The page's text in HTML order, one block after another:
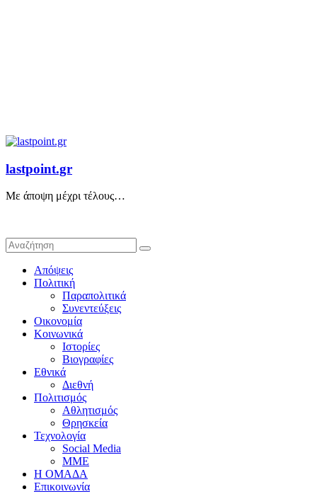
lastpoint.gr
Με άποψη μέχρι τέλους…
Απόψεις
Πολιτική
Παραπολιτικά
Συνεντεύξεις
Οικονομία
Κοινωνικά
Ιστορίες
Βιογραφίες
Εθνικά
Διεθνή
Πολιτισμός
Αθλητισμός
Θρησκεία
Τεχνολογία
Social Media
ΜΜΕ
Η ΟΜΑΔΑ
Επικοινωνία